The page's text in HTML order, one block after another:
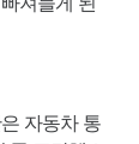
자동차 통